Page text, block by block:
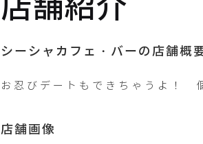
X /
8g_shisha
シーシャカフェ・バーの店舗概
お忍びデートもできちゃうよ！　
店舗画像